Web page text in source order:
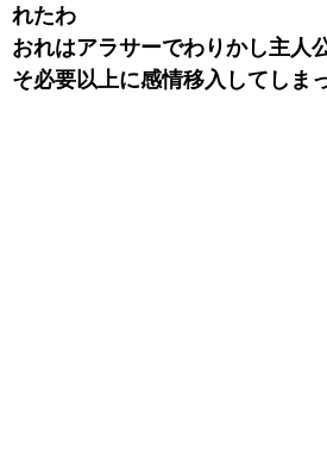
れたわ
おれはアラサーでわりかし主人
そ必要以上に感情移入してしま